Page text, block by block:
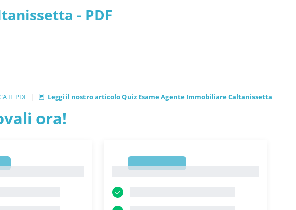
- PDF
IL PDF | Leggi il nostro articolo Quiz Esame Agente Immobiliare Caltanissetta
ora!